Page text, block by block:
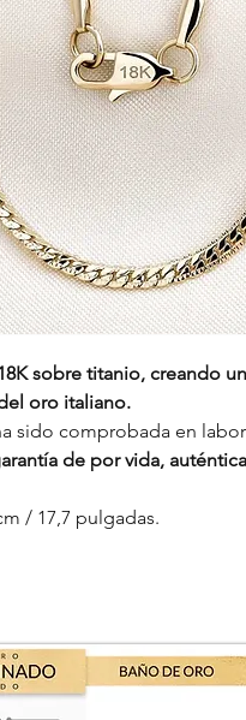
sobre titanio, creando
oro italiano.
sido comprobada en
de por vida,
/ 17,7 pulgadas.